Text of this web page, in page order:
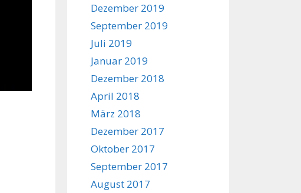
Dezember 2019
September 2019
Juli 2019
Januar 2019
Dezember 2018
April 2018
März 2018
Dezember 2017
Oktober 2017
September 2017
August 2017